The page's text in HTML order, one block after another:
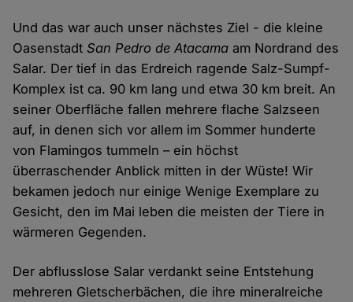
Und das war auch unser nächstes Ziel - die kleine
OasenstadtSan Pedro de Atacama am Nordrand des
Salar. Der tief in das Erdreich ragende Salz-Sumpf-
Komplex ist ca. 90 km lang und etwa 30 km breit. An
seiner Oberfläche fallen mehrere flache Salzseen
auf, in denen sich vor allem im Sommer hunderte
von Flamingos tummeln – ein höchst
überraschender Anblick mitten in der Wüste! Wir
bekamen jedoch nur einige Wenige Exemplare zu
Gesicht, den im Mai leben die meisten der Tiere in
wärmeren Gegenden.
Der abflusslose Salar verdankt seine Entstehung
mehreren Gletscherbächen, die ihre mineralreiche